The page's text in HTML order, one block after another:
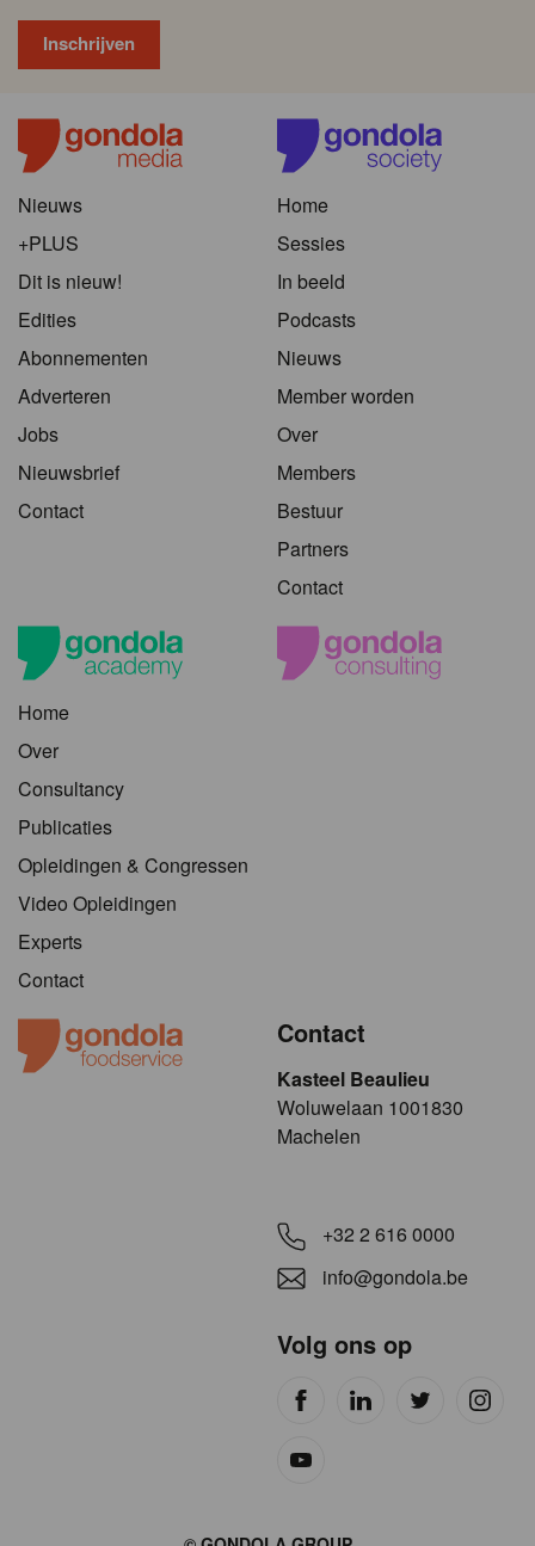
Nieuws
+PLUS
Dit is nieuw!
Edities
Abonnementen
Adverteren
Jobs
Nieuwsbrief
Contact
Home
Sessies
In beeld
Podcasts
Nieuws
Member worden
Over
Members
Bestuur
Partners
Contact
Home
Over
Consultancy
Publicaties
Opleidingen & Congressen
Video Opleidingen
Experts
Contact
Contact
Kasteel Beaulieu
​​​Woluwelaan 1001830
Machelen
+32 2 616 0000
info@gondola.be
Volg ons op